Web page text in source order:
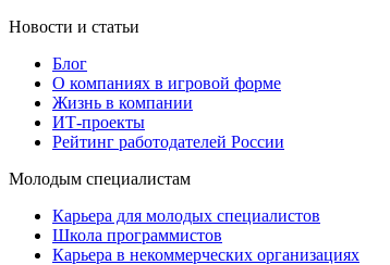
Новости и статьи
Блог
О компаниях в игровой форме
Жизнь в компании
ИТ-проекты
Рейтинг работодателей России
Молодым специалистам
Карьера для молодых специалистов
Школа программистов
Карьера в некоммерческих организациях